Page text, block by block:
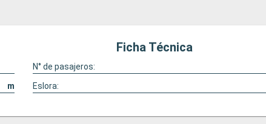
Ficha Técnica
N° de pasajeros:
m Eslora: